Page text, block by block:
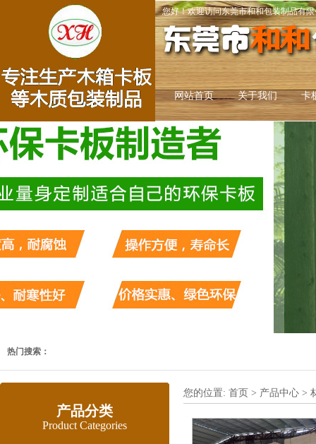
您好！欢迎访问东莞市和和包装制品有
网站首页 关于我们 卡
热门搜索：
产品分类
Product Categories
您的位置: 首页 > 产品中心 >